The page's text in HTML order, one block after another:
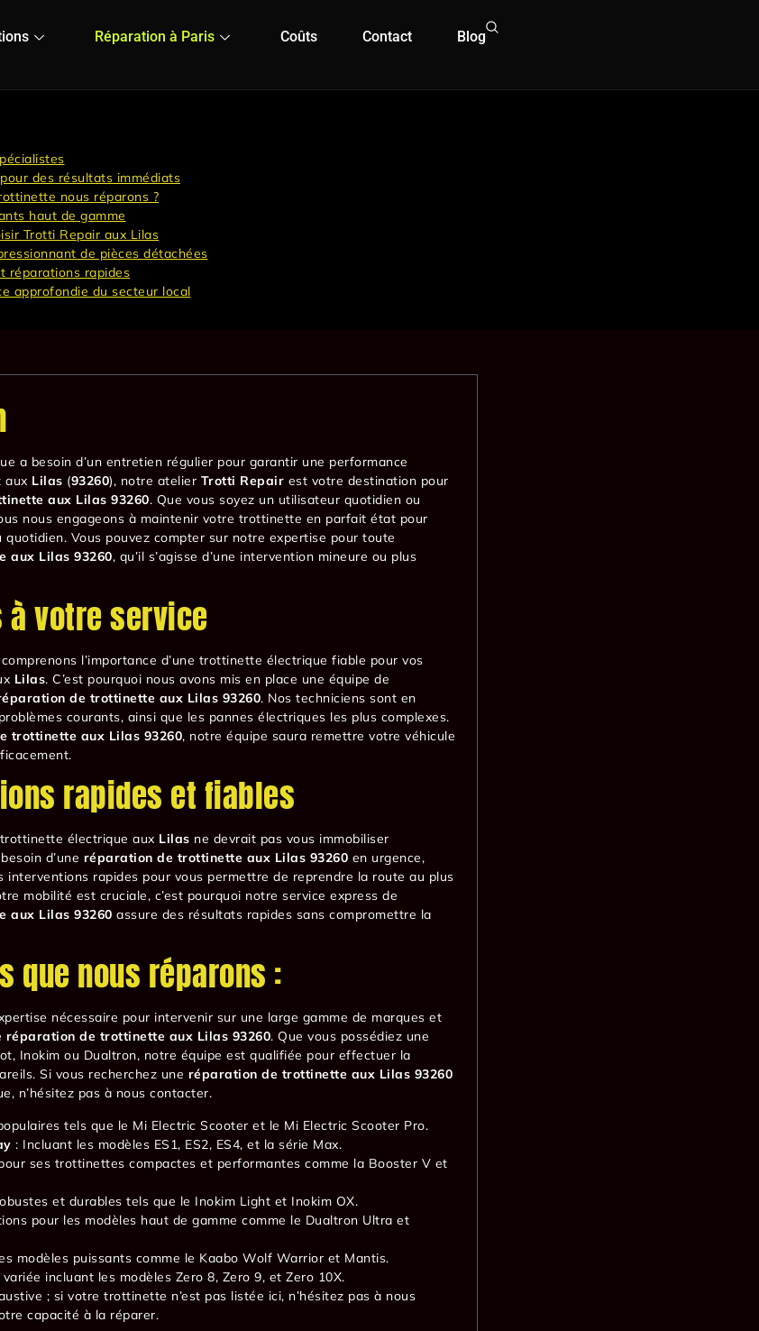
Réparation à Paris Coûts Contact Blog
des résultats immédiats
nous réparons ?
haut de gamme
Trotti Repair aux Lilas
de pièces détachées
réparations rapides
approfondie du secteur local
a besoin d’un entretien régulier pour garantir une performance
aux Lilas (93260), notre atelier Trotti Repair est votre destination pour
aux Lilas 93260. Que vous soyez un utilisateur quotidien ou
nous engageons à maintenir votre trottinette en parfait état pour
Vous pouvez compter sur notre expertise pour toute
aux Lilas 93260, qu’il s’agisse d’une intervention mineure ou plus
à votre service
l’importance d’une trottinette électrique fiable pour vos
Lilas. C’est pourquoi nous avons mis en place une équipe de
de trottinette aux Lilas 93260. Nos techniciens sont en
courants, ainsi que les pannes électriques les plus complexes.
trottinette aux Lilas 93260, notre équipe saura remettre votre véhicule
rapides et fiables
électrique aux Lilas ne devrait pas vous immobiliser
d’une réparation de trottinette aux Lilas 93260 en urgence,
interventions rapides pour vous permettre de reprendre la route au plus
mobilité est cruciale, c’est pourquoi notre service express de
aux Lilas 93260 assure des résultats rapides sans compromettre la
que nous réparons :
nécessaire pour intervenir sur une large gamme de marques et
réparation de trottinette aux Lilas 93260. Que vous possédiez une
Inokim ou Dualtron, notre équipe est qualifiée pour effectuer la
Si vous recherchez une réparation de trottinette aux Lilas 93260
n’hésitez pas à nous contacter.
tels que le Mi Electric Scooter et le Mi Electric Scooter Pro.
: Incluant les modèles ES1, ES2, ES4, et la série Max.
ses trottinettes compactes et performantes comme la Booster V et
et durables tels que le Inokim Light et Inokim OX.
pour les modèles haut de gamme comme le Dualtron Ultra et
modèles puissants comme le Kaabo Wolf Warrior et Mantis.
incluant les modèles Zero 8, Zero 9, et Zero 10X.
; si votre trottinette n’est pas listée ici, n’hésitez pas à nous
capacité à la réparer.